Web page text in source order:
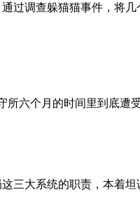
过调查躲猫猫事件，将
六个月的时间里到底
三大系统的职责，本着